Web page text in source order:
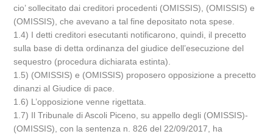
cio’ sollecitato dai creditori procedenti (OMISSIS), (OMISSIS) e
(OMISSIS), che avevano a tal fine depositato nota spese.
1.4) I detti creditori esecutanti notificarono, quindi, il precetto
sulla base di detta ordinanza del giudice dell’esecuzione del
sequestro (procedura dichiarata estinta).
1.5) (OMISSIS) e (OMISSIS) proposero opposizione a precetto
dinanzi al Giudice di pace.
1.6) L’opposizione venne rigettata.
1.7) Il Tribunale di Ascoli Piceno, su appello degli (OMISSIS)-
(OMISSIS), con la sentenza n. 826 del 22/09/2017, ha